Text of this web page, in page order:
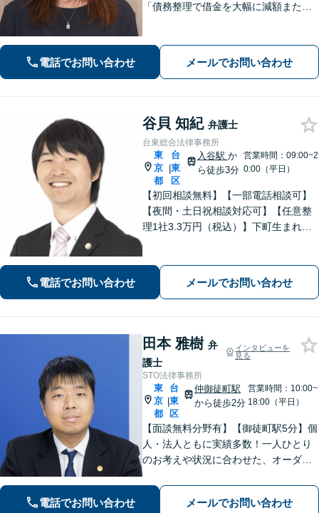
「債務整理で借金を大幅に減額または
さまに代わって全力で交渉し、賠償金
アップを目指します！」【休日・夜間
電話でお問い合わせ メールでお問い合わせ
谷貝 知紀 弁護士
台東総合法律事務所
東
京
都
|
台
東
区
入谷駅 か
ら徒歩3分
営業時間：09:00~2
0:00（平日）
【初回相談無料】【一部電話相談可】
【夜間・土日祝相談対応可】【任意整
理1社3.3万円（税込）】下町生まれ下
ます。
電話でお問い合わせ メールでお問い合わせ
田本 雅樹 弁
護士
インタビューを
見る
STO法律事務所
東
京
都
|
台
東
区
仲御徒町駅
から徒歩2分
営業時間：10:00~
18:00（平日）
【面談無料分野有】【御徒町駅5分】個
人・法人ともに実績多数！一人ひとり
のお考えや状況に合わせた、オーダー
解決まで弁護士が全て対応します【休
日・夜間面談可】【完全個室｜プライ
電話でお問い合わせ メールでお問い合わせ